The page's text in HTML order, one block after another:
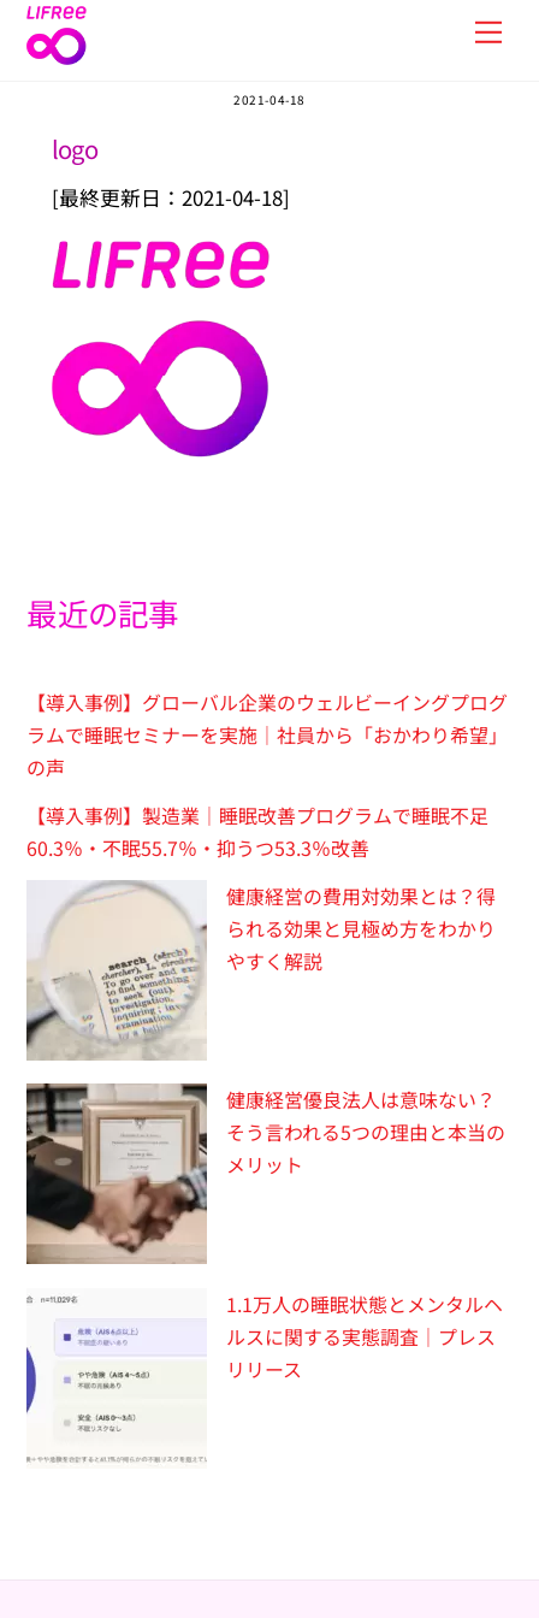
Skip
2021-04-18
logo
[最終更新日：2021-04-18]
最近の記事
【導入事例】グローバル企業のウェルビーイングプログ
ラムで睡眠セミナーを実施｜社員から「おかわり希望」
の声
【導入事例】製造業｜睡眠改善プログラムで睡眠不足
60.3％・不眠55.7％・抑うつ53.3％改善
健康経営の費用対効果とは？得
られる効果と見極め方をわかり
やすく解説
健康経営優良法人は意味ない？
そう言われる5つの理由と本当の
メリット
1.1万人の睡眠状態とメンタルヘ
ルスに関する実態調査｜プレス
リリース